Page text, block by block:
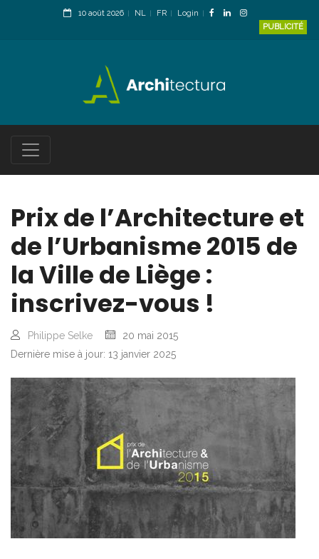
10 août 2026 NL FR
Login
PUBLICITÉ
Prix de l’Architecture et
de l’Urbanisme 2015 de
la Ville de Liège :
inscrivez-vous !
Philippe Selke
20 mai 2015
Dernière mise à jour: 13 janvier 2025